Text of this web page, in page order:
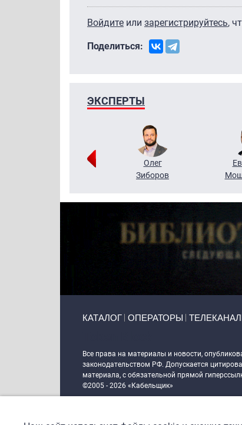
Войдите или зарегистрируйтесь,
Поделиться:
ЭКСПЕРТЫ
Олег
Зиборов
КАТАЛОГ ОПЕРАТОРЫ
Все права на материалы и новости,
законодательством РФ. Допускается
материала, с обязательной прямой
©2005 - 2026 «Кабельщик»